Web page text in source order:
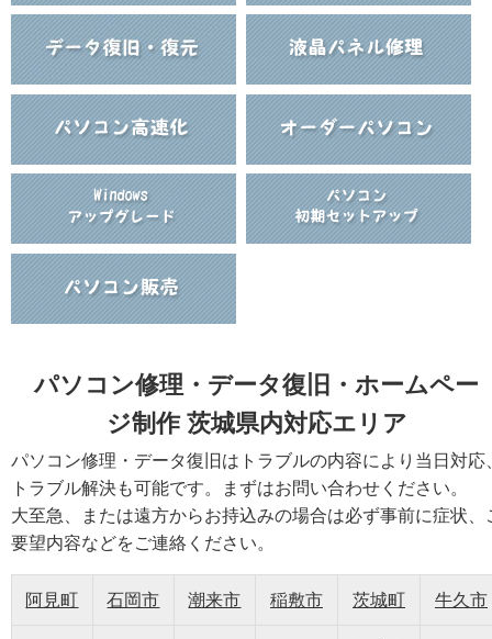
パソコン修理・データ復旧・ホームペー
ジ制作 茨城県内対応エリア
パソコン修理・データ復旧はトラブルの内容により当日対応
トラブル解決も可能です。まずはお問い合わせください。
大至急、または遠方からお持込みの場合は必ず事前に症状、
要望内容などをご連絡ください。
阿見町 石岡市 潮来市 稲敷市 茨城町 牛久市